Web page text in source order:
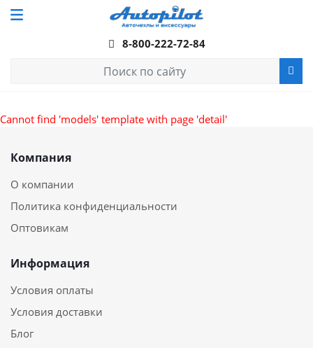
8-800-222-72-84
Cannot find 'models' template with page 'detail'
Компания
О компании
Политика конфиденциальности
Оптовикам
Информация
Условия оплаты
Условия доставки
Блог